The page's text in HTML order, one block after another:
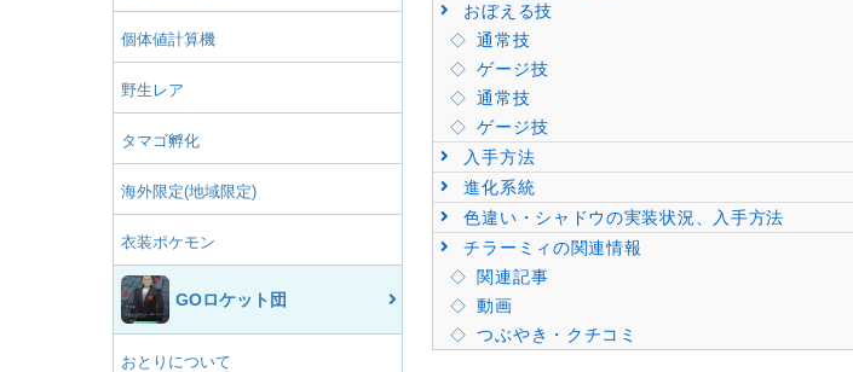
個体値計算機
野生レア
タマゴ孵化
海外限定(地域限定)
衣装ポケモン
GOロケット団
おとりについて
おぼえる技
通常技
ゲージ技
通常技
ゲージ技
入手方法
進化系統
色違い・シャドウの実装状況、入手方法
チラーミィの関連情報
関連記事
動画
つぶやき・クチコミ